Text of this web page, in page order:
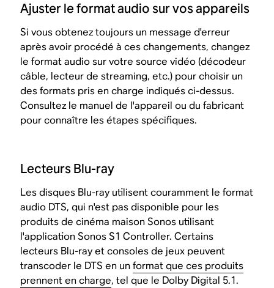
Ajuster le format audio sur vos appareils
Si vous obtenez toujours un message d'erreur
après avoir procédé à ces changements, changez
le format audio sur votre source vidéo (décodeur
câble, lecteur de streaming, etc.) pour choisir un
des formats pris en charge indiqués ci-dessus.
Consultez le manuel de l'appareil ou du fabricant
pour connaître les étapes spécifiques.
Lecteurs Blu-ray
Les disques Blu-ray utilisent couramment le format
audio DTS, qui n'est pas disponible pour les
produits de cinéma maison Sonos utilisant
l'application Sonos S1 Controller. Certains
lecteurs Blu-ray et consoles de jeux peuvent
transcoder le DTS en unformat que ces produits
prennent en charge, tel que le Dolby Digital 5.1.